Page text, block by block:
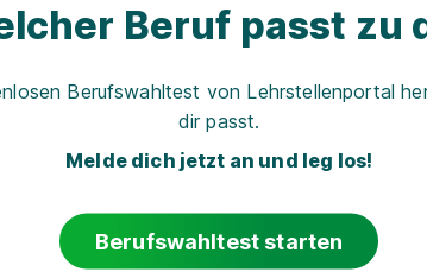
Beruf passt zu
Berufswahltest von Lehrstellenportal
dir passt.
Melde dich jetzt an und leg los!
Berufswahltest starten